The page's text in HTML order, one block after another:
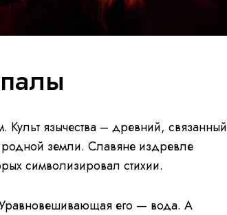
язычества – древний, связанный
земли. Славяне издревле
символизировал стихии.
его — вода. А